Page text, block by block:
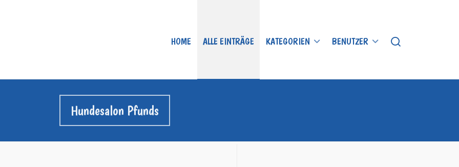
HOME ALLE EINTRÄGE KATEGORIEN BENUTZER
Hundesalon Pfunds